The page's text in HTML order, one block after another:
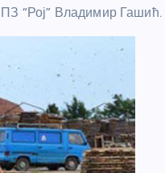
“Рој” Владимир Гашић.